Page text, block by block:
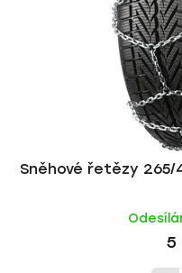
Sněhové řetězy 265/
5